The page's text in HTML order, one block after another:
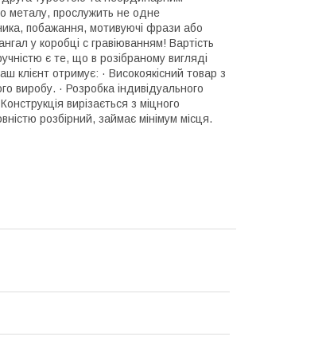
металу, прослужить не одне
побажання, мотивуючі фрази або
у коробці с гравіюванням! Вартість
є те, що в розібраному вигляді
клієнт отримує: · Високоякісний товар з
виробу. · Розробка індивідуального
вирізається з міцного
розбірний, займає мінімум місця.